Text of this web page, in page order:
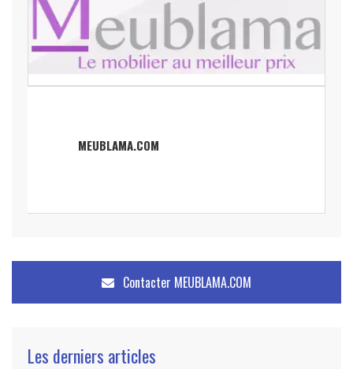
MEUBLAMA.COM
Contacter MEUBLAMA.COM
Les derniers articles